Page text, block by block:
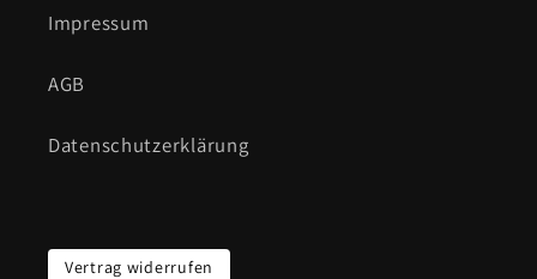
Impressum
AGB
Datenschutzerklärung
Vertrag widerrufen